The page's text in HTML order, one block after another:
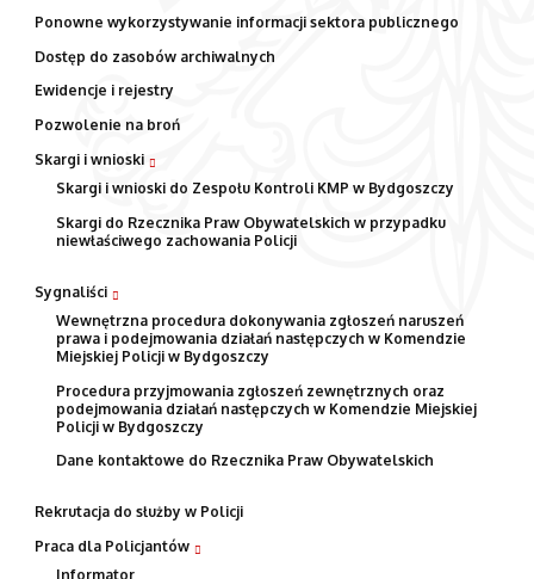
Ponowne wykorzystywanie informacji sektora publicznego
Dostęp do zasobów archiwalnych
Ewidencje i rejestry
Pozwolenie na broń
Skargi i wnioski
Skargi i wnioski do Zespołu Kontroli KMP w Bydgoszczy
Skargi do Rzecznika Praw Obywatelskich w przypadku
niewłaściwego zachowania Policji
Sygnaliści
Wewnętrzna procedura dokonywania zgłoszeń naruszeń
prawa i podejmowania działań następczych w Komendzie
Miejskiej Policji w Bydgoszczy
Procedura przyjmowania zgłoszeń zewnętrznych oraz
podejmowania działań następczych w Komendzie Miejskiej
Policji w Bydgoszczy
Dane kontaktowe do Rzecznika Praw Obywatelskich
Rekrutacja do służby w Policji
Praca dla Policjantów
Informator